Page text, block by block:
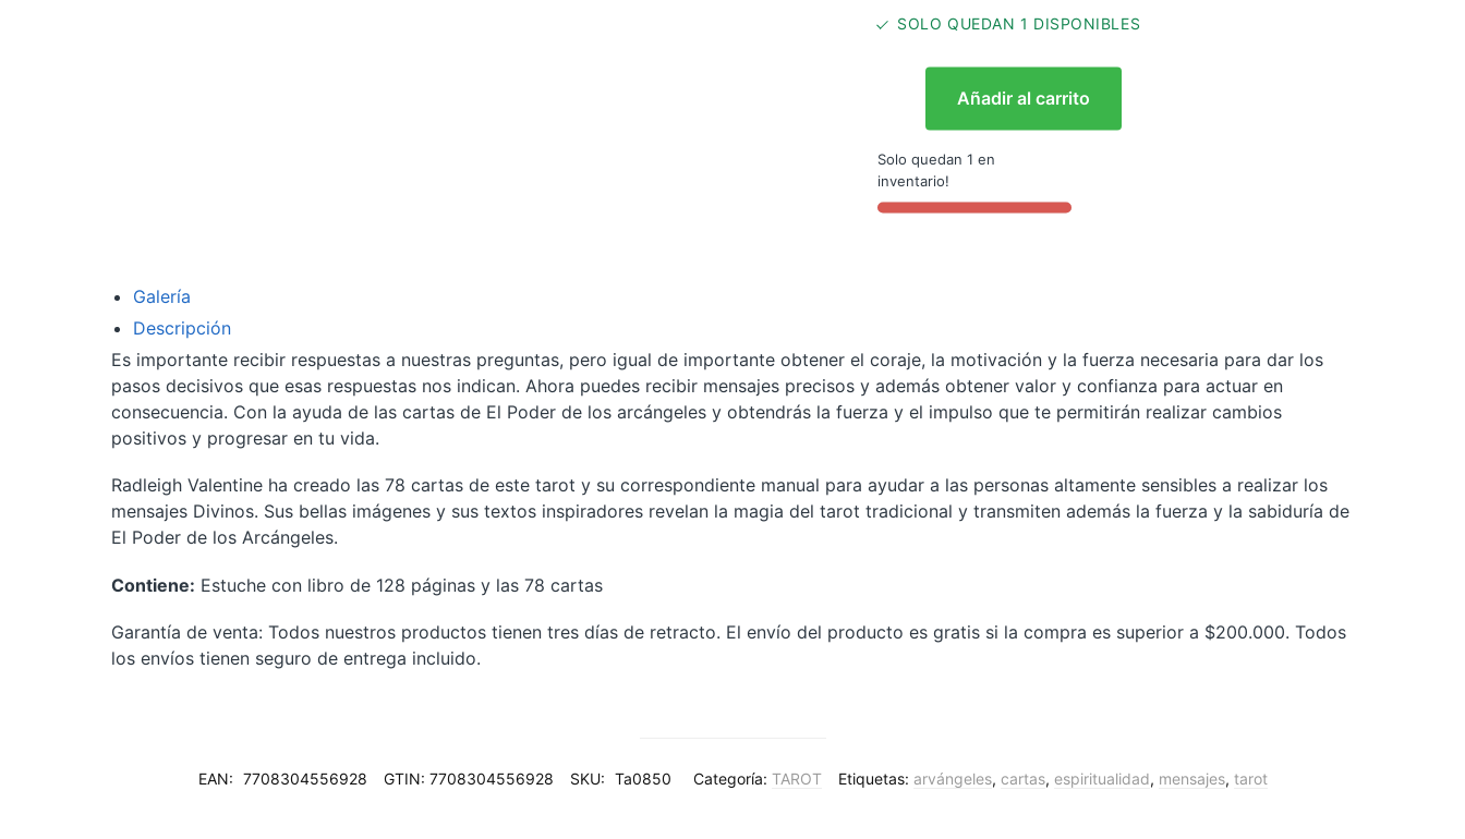
SOLO QUEDAN 1 DISPONIBLES
Añadir al carrito
Solo quedan 1 en
inventario!
Galería
Descripción
Es importante recibir respuestas a nuestras preguntas, pero igual de importante obtener el coraje, la motivación y la fuerza necesaria para dar los
pasos decisivos que esas respuestas nos indican. Ahora puedes recibir mensajes precisos y además obtener valor y confianza para actuar en
consecuencia. Con la ayuda de las cartas de El Poder de los arcángeles y obtendrás la fuerza y el impulso que te permitirán realizar cambios
positivos y progresar en tu vida.
Radleigh Valentine ha creado las 78 cartas de este tarot y su correspondiente manual para ayudar a las personas altamente sensibles a realizar los
mensajes Divinos. Sus bellas imágenes y sus textos inspiradores revelan la magia del tarot tradicional y transmiten además la fuerza y la sabiduría de
El Poder de los Arcángeles.
Contiene: Estuche con libro de 128 páginas y las 78 cartas
Garantía de venta: Todos nuestros productos tienen tres días de retracto. El envío del producto es gratis si la compra es superior a $200.000. Todos
los envíos tienen seguro de entrega incluido.
EAN: 7708304556928 GTIN: 7708304556928 SKU: Ta0850 Categoría: TAROT Etiquetas: arvángeles, cartas, espiritualidad, mensajes, tarot